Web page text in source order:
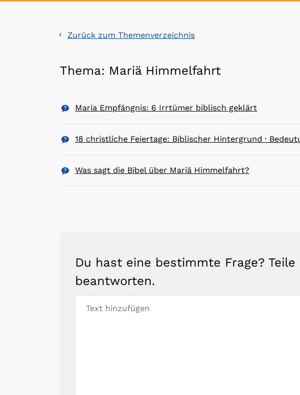
Zurück zum Themenverzeichnis
Thema: Mariä Himmelfahrt
Maria Empfängnis: 6 Irrtümer biblisch geklärt
18 christliche Feiertage: Biblischer Hintergrund ·
Was sagt die Bibel über Mariä Himmelfahrt?
Du hast eine bestimmte Frage?
beantworten.